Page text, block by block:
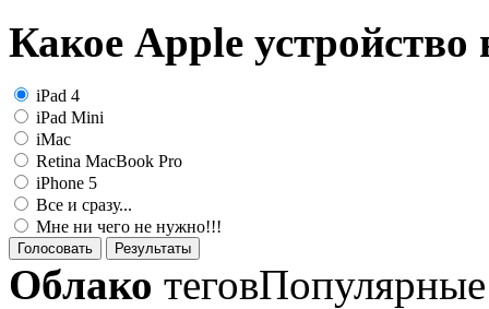
Какое Apple устройство
iPad 4
iPad Mini
iMac
Retina MacBook Pro
iPhone 5
Все и сразу...
Мне ни чего не нужно!!!
Голосовать Результаты
Облако теговПопулярные